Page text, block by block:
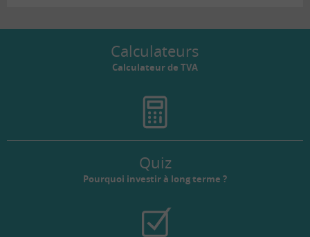
Calculateurs
Calculateur de TVA
Quiz
Pourquoi investir à long terme ?